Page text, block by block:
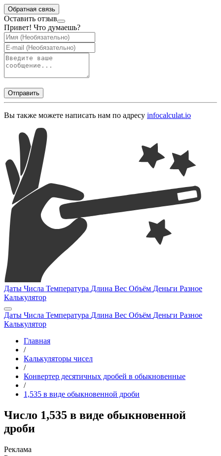
Обратная связь
Оставить отзыв
Привет! Что думаешь?
Отправить
Вы также можете написать нам по адресу infocalculat.io
Даты Числа Температура Длина Вес Объём Деньги Разное
Калькулятор
Даты Числа Температура Длина Вес Объём Деньги Разное
Калькулятор
Главная
/
Калькуляторы чисел
/
Конвертер десятичных дробей в обыкновенные
/
1,535 в виде обыкновенной дроби
Число 1,535 в виде обыкновенной
дроби